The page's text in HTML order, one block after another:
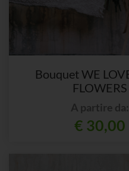
Bouquet WE
FLOWERS
A partire da:
€ 30,00